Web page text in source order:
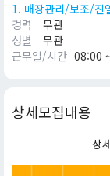
1. 매장관리/보조/진
경력
무관
성별
무관
근무일/시간 08:00
상세모집내용
상